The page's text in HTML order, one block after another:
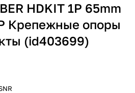
HDKIT 1P 65mm
Крепежные опоры
(id403699)